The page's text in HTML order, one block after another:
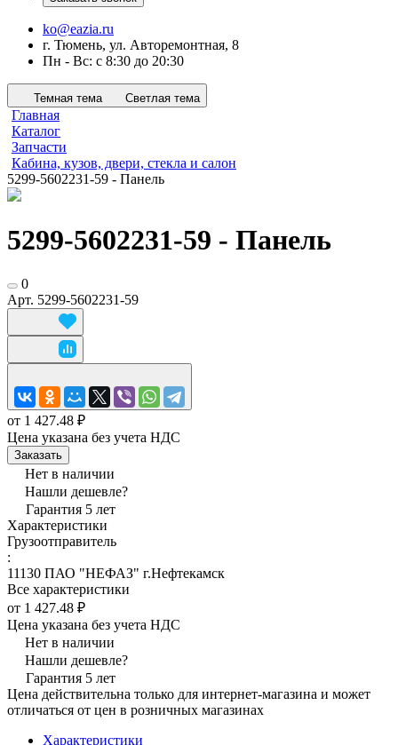
ko@eazia.ru
г. Тюмень, ул. Авторемонтная, 8
Пн - Вс: с 8:30 до 20:30
Темная тема Светлая тема
Главная
Каталог
Запчасти
Кабина, кузов, двери, стекла и салон
5299-5602231-59 - Панель
5299-5602231-59 - Панель
0
Арт. 5299-5602231-59
от 1 427.48 ₽
Цена указана без учета НДС
Заказать
Нет в наличии
Нашли дешевле?
Гарантия 5 лет
Характеристики
Грузоотправитель
:
11130 ПАО "НЕФАЗ" г.Нефтекамск
Все характеристики
от 1 427.48 ₽
Цена указана без учета НДС
Нет в наличии
Нашли дешевле?
Гарантия 5 лет
Цена действительна только для интернет-магазина и может
отличаться от цен в розничных магазинах
Характеристики